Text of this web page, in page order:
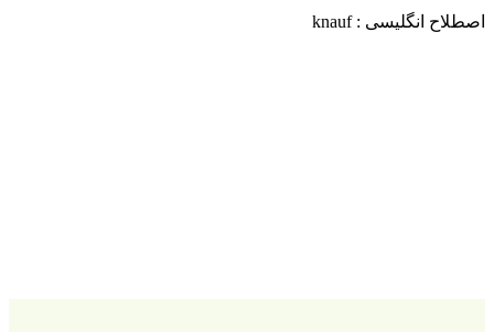
اصطلاح انگلیسی : knauf